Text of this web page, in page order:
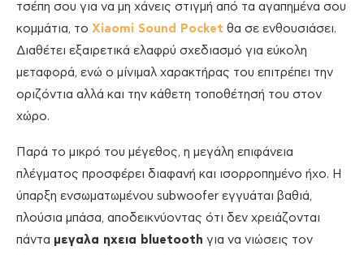
τσέπη σου για να μη χάνεις στιγμή από τα αγαπημένα σου
κομμάτια, το Xiaomi Sound Pocket θα σε ενθουσιάσει.
Διαθέτει εξαιρετικά ελαφρύ σχεδιασμό για εύκολη
μεταφορά, ενώ ο μίνιμαλ χαρακτήρας του επιτρέπει την
οριζόντια αλλά και την κάθετη τοποθέτησή του στον
χώρο.
Παρά το μικρό του μέγεθος, η μεγάλη επιφάνεια
πλέγματος προσφέρει διαφανή και ισορροπημένο ήχο. Η
ύπαρξη ενσωματωμένου subwoofer εγγυάται βαθιά,
πλούσια μπάσα, αποδεικνύοντας ότι δεν χρειάζονται
πάντα μεγαλα ηχεια bluetooth για να νιώσεις τον